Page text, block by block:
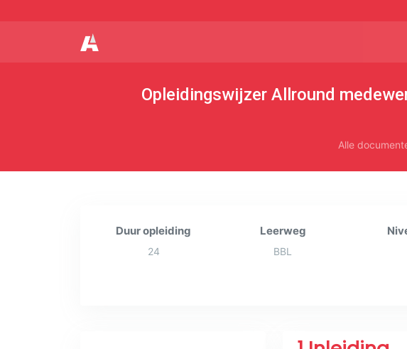
Opleidingswijzer Allround
Alle
Duur opleiding
24
Leerweg
BBL